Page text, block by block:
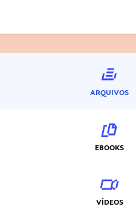
ARQUIVOS
EBOOKS
VÍDEOS